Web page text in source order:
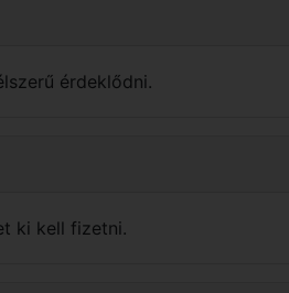
érdeklődni.
ki kell fizetni.